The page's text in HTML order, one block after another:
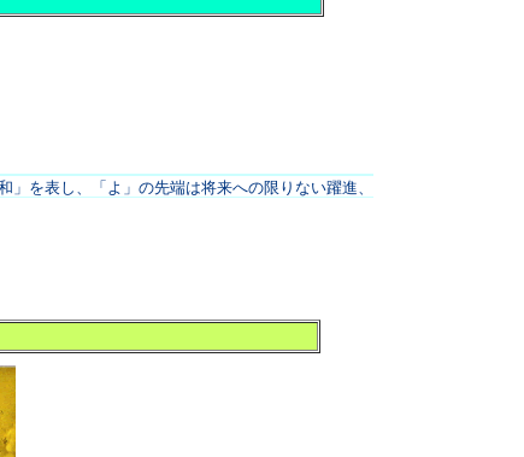
を表し、「よ」の先端は将来への限りない躍進、